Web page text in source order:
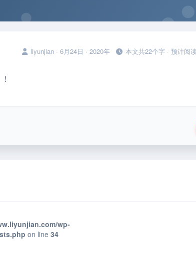
liyunjian · 6月24日 · 2020年 本文共22个字 · 预计阅
wp-
on line 34